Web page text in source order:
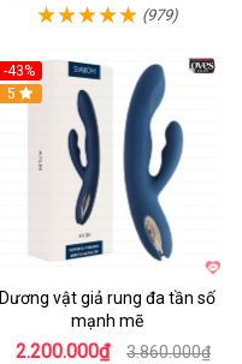
(979)
-43%
Hot
5
Dương vật giả rung đa tần số
mạnh mẽ
2.200.000₫ 3.860.000₫